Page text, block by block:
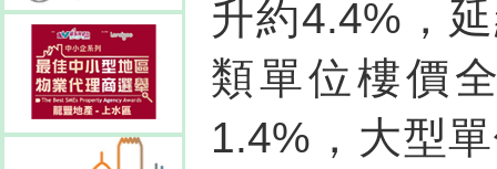
升約4.4%，
類單位樓價
1.4%，大型